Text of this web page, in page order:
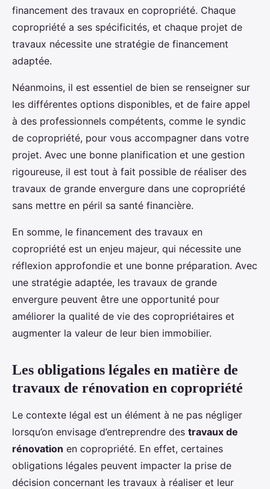
financement des travaux en copropriété. Chaque
copropriété a ses spécificités, et chaque projet de
travaux nécessite une stratégie de financement
adaptée.
Néanmoins, il est essentiel de bien se renseigner sur
les différentes options disponibles, et de faire appel
à des professionnels compétents, comme le syndic
de copropriété, pour vous accompagner dans votre
projet. Avec une bonne planification et une gestion
rigoureuse, il est tout à fait possible de réaliser des
travaux de grande envergure dans une copropriété
sans mettre en péril sa santé financière.
En somme, le financement des travaux en
copropriété est un enjeu majeur, qui nécessite une
réflexion approfondie et une bonne préparation. Avec
une stratégie adaptée, les travaux de grande
envergure peuvent être une opportunité pour
améliorer la qualité de vie des copropriétaires et
augmenter la valeur de leur bien immobilier.
Les obligations légales en matière de
travaux de rénovation en copropriété
Le contexte légal est un élément à ne pas négliger
lorsqu’on envisage d’entreprendre des travaux de
rénovation en copropriété. En effet, certaines
obligations légales peuvent impacter la prise de
décision concernant les travaux à réaliser et leur